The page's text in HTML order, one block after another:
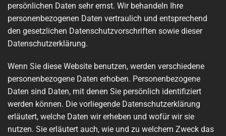
persönlichen Daten sehr ernst. Wir behandeln Ihre
personenbezogenen Daten vertraulich und entsprechend
den gesetzlichen Datenschutzvorschriften sowie dieser
Datenschutzerklärung.
Wenn Sie diese Website benutzen, werden verschiedene
personenbezogene Daten erhoben. Personenbezogene
Daten sind Daten, mit denen Sie persönlich identifiziert
werden können. Die vorliegende Datenschutzerklärung
erläutert, welche Daten wir erheben und wofür wir sie
nutzen. Sie erläutert auch, wie und zu welchem Zweck das